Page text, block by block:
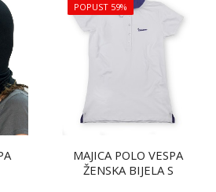
POPUST 59%
MAJICA POLO VESPA
ŽENSKA BIJELA S